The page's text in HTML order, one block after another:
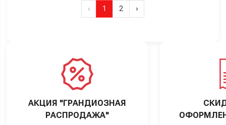
‹ 1 2 ›
АКЦИЯ "ГРАНДИОЗНАЯ
РАСПРОДАЖА"